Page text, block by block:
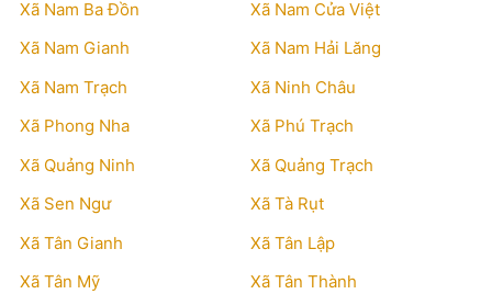
Xã Nam Ba Đồn
Xã Nam Cửa Việt
Xã Nam Gianh
Xã Nam Hải Lăng
Xã Nam Trạch
Xã Ninh Châu
Xã Phong Nha
Xã Phú Trạch
Xã Quảng Ninh
Xã Quảng Trạch
Xã Sen Ngư
Xã Tà Rụt
Xã Tân Gianh
Xã Tân Lập
Xã Tân Mỹ
Xã Tân Thành